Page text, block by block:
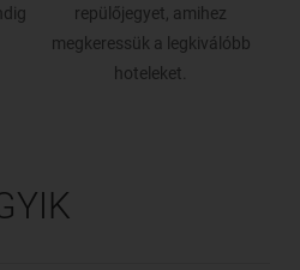
repülőjegyet, amihez
megkeressük a legkiválóbb
hoteleket.